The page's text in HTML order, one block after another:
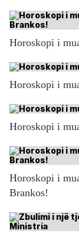
Horoskopi i
Horoskopi i
Horoskopi i
Horoskopi i
Brankos!